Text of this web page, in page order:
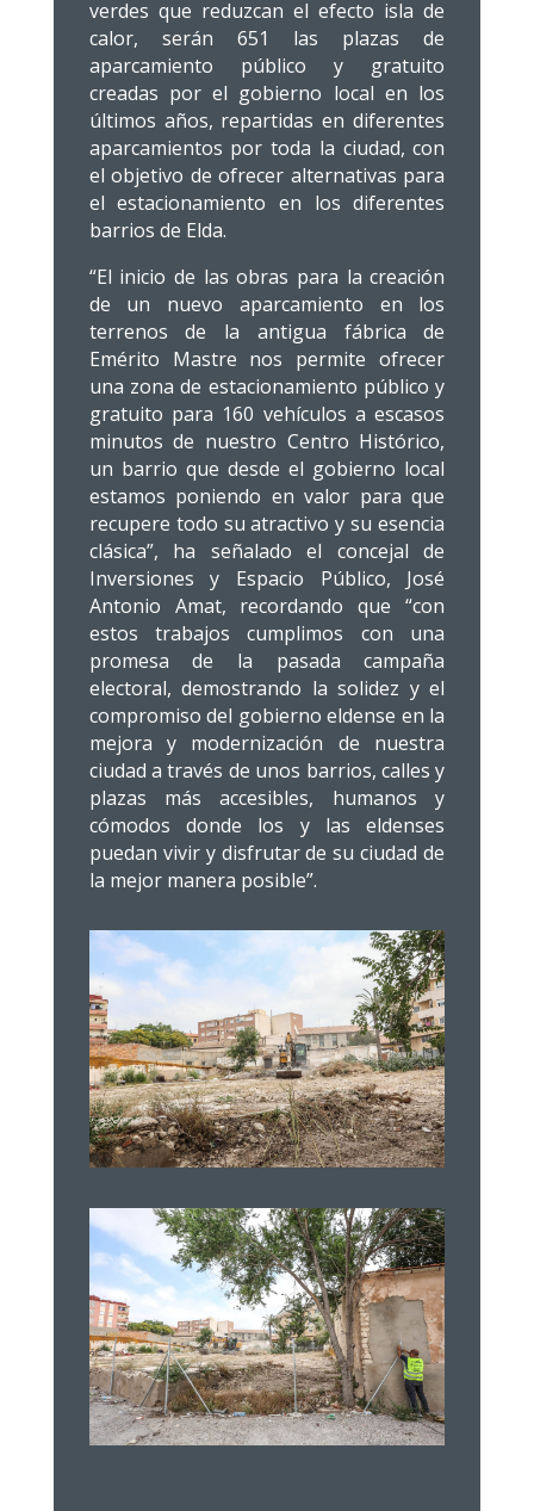
verdes que reduzcan el efecto isla de
calor, serán 651 las plazas de
aparcamiento público y gratuito
creadas por el gobierno local en los
últimos años, repartidas en diferentes
aparcamientos por toda la ciudad, con
el objetivo de ofrecer alternativas para
el estacionamiento en los diferentes
barrios de Elda.
“El inicio de las obras para la creación
de un nuevo aparcamiento en los
terrenos de la antigua fábrica de
Emérito Mastre nos permite ofrecer
una zona de estacionamiento público y
gratuito para 160 vehículos a escasos
minutos de nuestro Centro Histórico,
un barrio que desde el gobierno local
estamos poniendo en valor para que
recupere todo su atractivo y su esencia
clásica”, ha señalado el concejal de
Inversiones y Espacio Público, José
Antonio Amat, recordando que “con
estos trabajos cumplimos con una
promesa de la pasada campaña
electoral, demostrando la solidez y el
compromiso del gobierno eldense en la
mejora y modernización de nuestra
ciudad a través de unos barrios, calles y
plazas más accesibles, humanos y
cómodos donde los y las eldenses
puedan vivir y disfrutar de su ciudad de
la mejor manera posible”.